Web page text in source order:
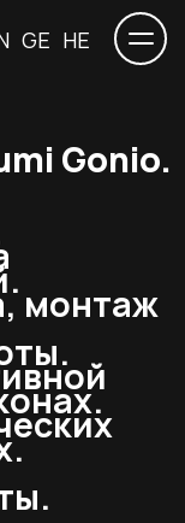
GE HE
Gonio.
монтаж